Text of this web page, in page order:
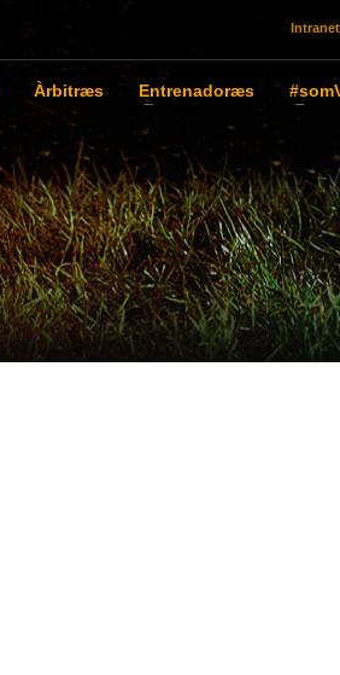
Intranet
Àrbitræs Entrenadoræs